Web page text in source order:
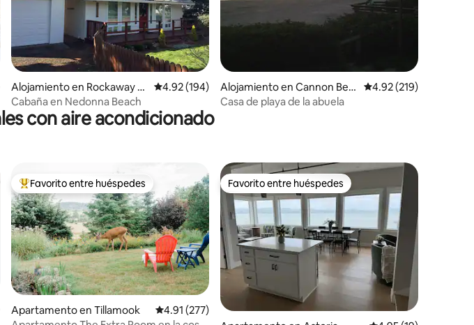
4.97 de 5, 188 reseñas
Alojamiento en Rockaway B
each
Calificación promedio: 4.92 de 5, 194 reseñas
4.92 (194)
Cabaña en Nedonna Beach
Alojamiento en Cannon Bea
ch
Calificación promedio:
4.92 (219)
Casa de playa de la abuela
con aire acondicionado
4.87 de 5, 489 reseñas
Favorito entre huéspedes preferido
Favorito entre huéspedes
Apartamento en Tillamook Calificación promedio: 4.91 de 5, 277 reseñas
4.91 (277)
Favorito entre huéspedes
Favorito entre huéspedes